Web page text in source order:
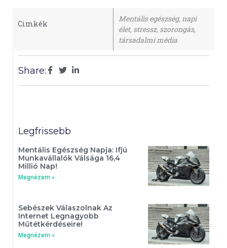
Cimkék
Mentális egészség, napi
élet, stressz, szorongás,
társadalmi média
Share:
Legfrissebb
Mentális Egészség Napja: Ifjú
Munkavállalók Válsága 16,4
Millió Nap!
Megnézem »
Sebészek Válaszolnak Az
Internet Legnagyobb
Műtétkérdéseire!
Megnézem »